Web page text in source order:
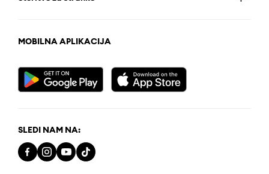
MOBILNA APLIKACIJA
SLEDI NAM NA: